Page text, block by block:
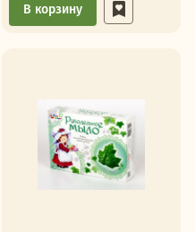
В корзину